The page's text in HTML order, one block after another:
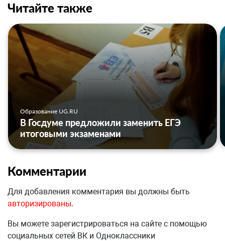
Читайте также
Образование UG.RU
В Госдуме предложили заменить ЕГЭ
итоговыми экзаменами
Комментарии
Для добавления комментария вы должны быть
авторизированы.
Вы можете зарегистрироваться на сайте с помощью
социальных сетей ВК и Одноклассники